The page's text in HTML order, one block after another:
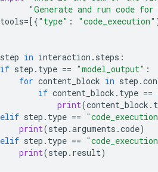
"Generate and run code
tools=[{"type" : "code_execution"
step in interaction . steps :
if step . type == "model_output" :
for content_block in step .
if content_block . type ==
print(content_block .
elif step . type ==
print(step .arguments .code)
elif step . type ==
print(step . result)